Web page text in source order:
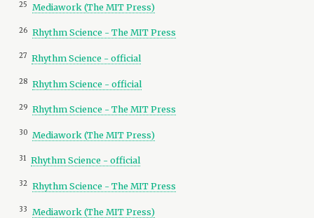
25 Mediawork (The MIT Press)
26 Rhythm Science - The MIT Press
27 Rhythm Science - official
28 Rhythm Science - official
29 Rhythm Science - The MIT Press
30 Mediawork (The MIT Press)
31 Rhythm Science - official
32 Rhythm Science - The MIT Press
33 Mediawork (The MIT Press)